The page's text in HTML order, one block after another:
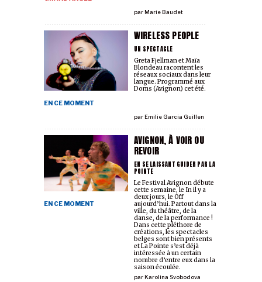
parMarie Baudet
WIRELESS PEOPLE
UN SPECTACLE
EN CE MOMENT
parEmilie Garcia Guillen
Greta Fjellman et Maïa
Blondeau racontent les
réseaux sociaux dans leur
langue. Programmé aux
Doms (Avignon) cet été.
AVIGNON, À VOIR OU
REVOIR
EN SE LAISSANT GUIDER PAR LA
POINTE
EN CE MOMENT
parKarolina Svobodova
Le Festival Avignon débute
cette semaine, le In il y a
deux jours, le Off
aujourd’hui. Partout dans la
ville, du théâtre, de la
danse, de la performance !
Dans cette pléthore de
créations, les spectacles
belges sont bien présents
et La Pointe s’est déjà
intéressée à un certain
nombre d’entre eux dans la
saison écoulée.